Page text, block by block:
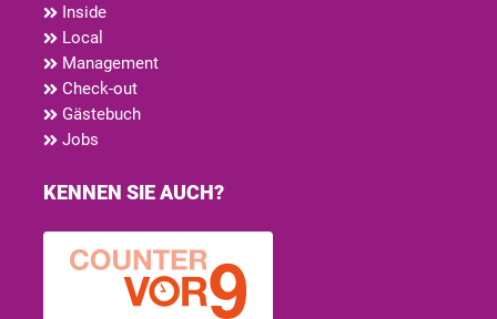
Inside
Local
Management
Check-out
Gästebuch
Jobs
KENNEN SIE AUCH?